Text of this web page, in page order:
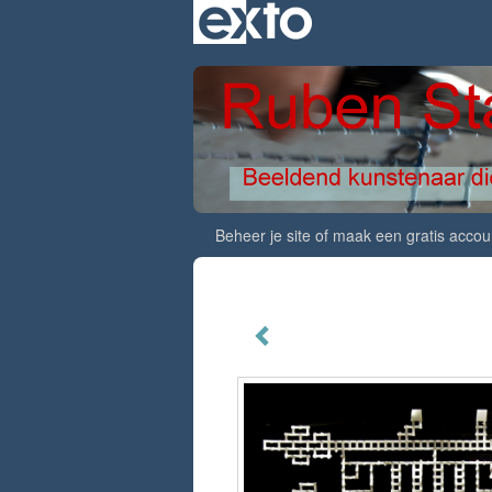
Beheer je site of maak een gratis